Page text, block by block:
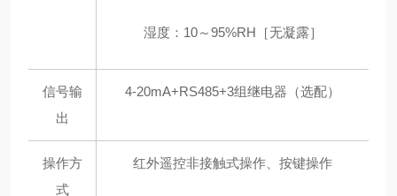
湿度：10～95%RH［无凝露］
信号输
出
4-20mA+RS485+3组继电器（选配）
操作方
式
红外遥控非接触式操作、按键操作